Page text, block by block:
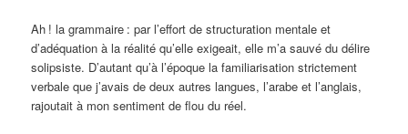
Ah ! la grammaire : par l’effort de structuration mentale et
d’adéquation à la réalité qu’elle exigeait, elle m’a sauvé du délire
solipsiste. D’autant qu’à l’époque la familiarisation strictement
verbale que j’avais de deux autres langues, l’arabe et l’anglais,
rajoutait à mon sentiment de flou du réel.